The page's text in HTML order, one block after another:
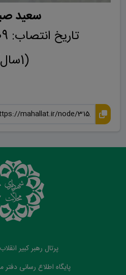
سعید
تاریخ انتصاب: 1376/06/09
(1سال)
پرتال رهبر کبیر
پایگاه اطلاع رسانی